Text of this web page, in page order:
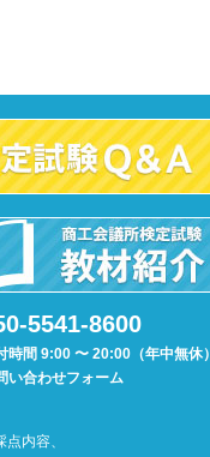
5541-8600
時間 9:00 〜 20:00（年中無休）
い合わせフォーム
内容、